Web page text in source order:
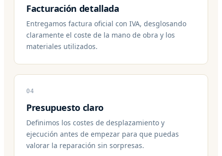
Facturación detallada
Entregamos factura oficial con IVA, desglosando
claramente el coste de la mano de obra y los
materiales utilizados.
04
Presupuesto claro
Definimos los costes de desplazamiento y
ejecución antes de empezar para que puedas
valorar la reparación sin sorpresas.